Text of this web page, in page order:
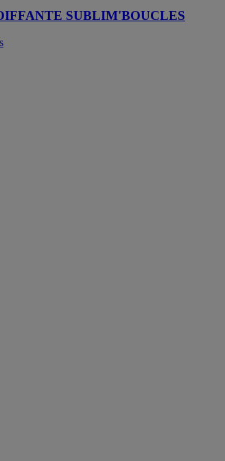
SUBLIM'BOUCLES